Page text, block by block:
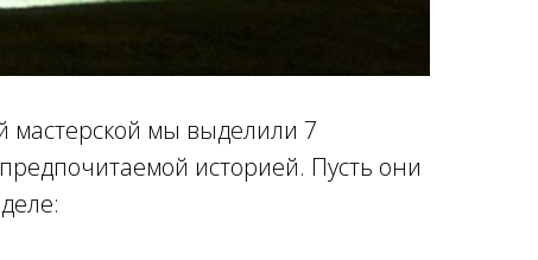
мастерской мы выделили 7
историей. Пусть они